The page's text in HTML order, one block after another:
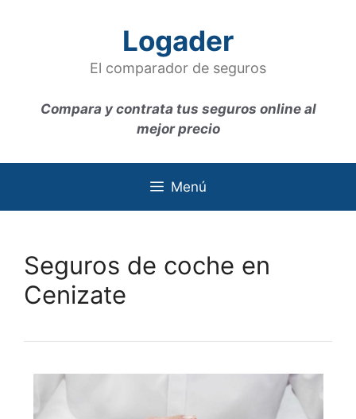
Logader
El comparador de seguros
Compara y contrata tus seguros online al
mejor precio
Menú
Seguros de coche en
Cenizate